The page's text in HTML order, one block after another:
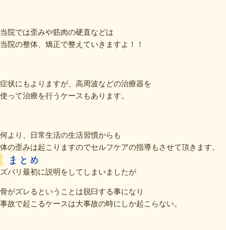
当院では歪みや筋肉の硬直などは
当院の整体、矯正で整えていきますよ！！
症状にもよりますが、高周波などの治療器を
使って治療を行うケースもあります。
何より、日常生活の生活習慣からも
体の歪みは起こりますのでセルフケアの指導もさせて頂きます。
まとめ
ズバリ最初に説明をしてしまいましたが
骨がズレるということは脱臼する事になり
事故で起こるケースは大事故の時にしか起こらない。